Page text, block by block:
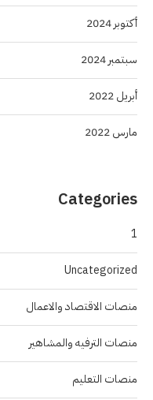
أكتوبر 2024
سبتمبر 2024
أبريل 2022
مارس 2022
Categories
1
Uncategorized
منصات الاقتصاد والاعمال
منصات الترفيه والمشاهير
منصات التعليم